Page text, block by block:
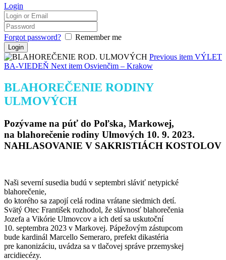
Login
Forgot password? Remember me
Previous item VÝLET
BA-VIEDEŇ Next item Osvienčim – Krakow
BLAHOREČENIE RODINY
ULMOVÝCH
Pozývame na púť do Poľska, Markowej,
na blahorečenie rodiny Ulmových 10. 9. 2023.
NAHLASOVANIE V SAKRISTIÁCH KOSTOLOV
Naši severní susedia budú v septembri sláviť netypické
blahorečenie,
do ktorého sa zapojí celá rodina vrátane siedmich detí.
Svätý Otec František rozhodol, že slávnosť blahorečenia
Jozefa a Vikórie Ulmovcov a ich detí sa uskutoční
10. septembra 2023 v Markovej. Pápežovým zástupcom
bude kardinál Marcello Semeraro, prefekt dikastéria
pre kanonizáciu, uvádza sa v tlačovej správe przemyskej
arcidiecézy.